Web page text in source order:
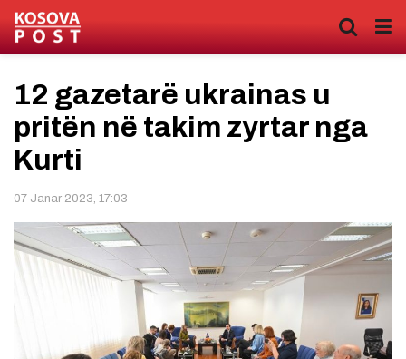
12 gazetarë ukrainas u
pritën në takim zyrtar nga
Kurti
07 Janar 2023, 17:03